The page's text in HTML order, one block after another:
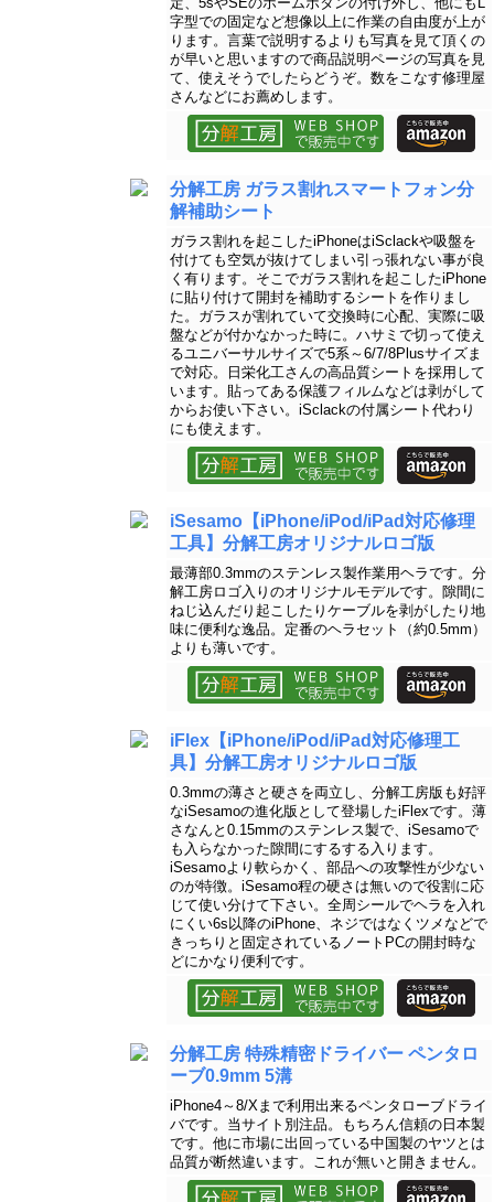
字型での固定など想像以上に作業の自由度が上が
ります。言葉で説明するよりも写真を見て頂くの
が早いと思いますので商品説明ページの写真を見
て、使えそうでしたらどうぞ。数をこなす修理屋
さんなどにお薦めします。
分解工房 ガラス割れスマートフォン分
解補助シート
ガラス割れを起こしたiPhoneはiSclackや吸盤を
付けても空気が抜けてしまい引っ張れない事が良
く有ります。そこでガラス割れを起こしたiPhone
に貼り付けて開封を補助するシートを作りまし
た。ガラスが割れていて交換時に心配、実際に吸
盤などが付かなかった時に。ハサミで切って使え
るユニバーサルサイズで5系～6/7/8Plusサイズま
で対応。日栄化工さんの高品質シートを採用して
います。貼ってある保護フィルムなどは剥がして
からお使い下さい。iSclackの付属シート代わり
にも使えます。
iSesamo【iPhone/iPod/iPad対応修理
工具】分解工房オリジナルロゴ版
最薄部0.3mmのステンレス製作業用ヘラです。分
解工房ロゴ入りのオリジナルモデルです。隙間に
ねじ込んだり起こしたりケーブルを剥がしたり地
味に便利な逸品。定番のヘラセット（約0.5mm）
よりも薄いです。
iFlex【iPhone/iPod/iPad対応修理工
具】分解工房オリジナルロゴ版
0.3mmの薄さと硬さを両立し、分解工房版も好評
なiSesamoの進化版として登場したiFlexです。薄
さなんと0.15mmのステンレス製で、iSesamoで
も入らなかった隙間にするする入ります。
iSesamoより軟らかく、部品への攻撃性が少ない
のが特徴。iSesamo程の硬さは無いので役割に応
じて使い分けて下さい。全周シールでヘラを入れ
にくい6s以降のiPhone、ネジではなくツメなどで
きっちりと固定されているノートPCの開封時な
どにかなり便利です。
分解工房 特殊精密ドライバー ペンタロ
ーブ0.9mm 5溝
iPhone4～8/Xまで利用出来るペンタローブドライ
バです。当サイト別注品。もちろん信頼の日本製
です。他に市場に出回っている中国製のヤツとは
品質が断然違います。これが無いと開きません。